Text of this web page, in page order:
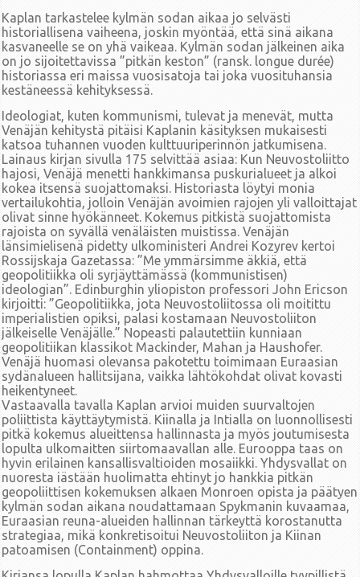
Kaplan tarkastelee kylmän sodan aikaa jo selvästi
historiallisena vaiheena, joskin myöntää, että sinä aikana
kasvaneelle se on yhä vaikeaa. Kylmän sodan jälkeinen aika
on jo sijoitettavissa ”pitkän keston” (ransk. longue durée)
historiassa eri maissa vuosisatoja tai joka vuosituhansia
kestäneessä kehityksessä.
Ideologiat, kuten kommunismi, tulevat ja menevät, mutta
Venäjän kehitystä pitäisi Kaplanin käsityksen mukaisesti
katsoa tuhannen vuoden kulttuuriperinnön jatkumisena.
Lainaus kirjan sivulla 175 selvittää asiaa: Kun Neuvostoliitto
hajosi, Venäjä menetti hankkimansa puskurialueet ja alkoi
kokea itsensä suojattomaksi. Historiasta löytyi monia
vertailukohtia, jolloin Venäjän avoimien rajojen yli valloittajat
olivat sinne hyökänneet. Kokemus pitkistä suojattomista
rajoista on syvällä venäläisten muistissa. Venäjän
länsimielisenä pidetty ulkoministeri Andrei Kozyrev kertoi
Rossijskaja Gazetassa: ”Me ymmärsimme äkkiä, että
geopolitiikka oli syrjäyttämässä (kommunistisen)
ideologian”. Edinburghin yliopiston professori John Ericson
kirjoitti: ”Geopolitiikka, jota Neuvostoliitossa oli moitittu
imperialistien opiksi, palasi kostamaan Neuvostoliiton
jälkeiselle Venäjälle.” Nopeasti palautettiin kunniaan
geopolitiikan klassikot Mackinder, Mahan ja Haushofer.
Venäjä huomasi olevansa pakotettu toimimaan Euraasian
sydänalueen hallitsijana, vaikka lähtökohdat olivat kovasti
heikentyneet.
Vastaavalla tavalla Kaplan arvioi muiden suurvaltojen
poliittista käyttäytymistä. Kiinalla ja Intialla on luonnollisesti
pitkä kokemus alueittensa hallinnasta ja myös joutumisesta
lopulta ulkomaitten siirtomaavallan alle. Eurooppa taas on
hyvin erilainen kansallisvaltioiden mosaiikki. Yhdysvallat on
nuoresta iästään huolimatta ehtinyt jo hankkia pitkän
geopoliittisen kokemuksen alkaen Monroen opista ja päätyen
kylmän sodan aikana noudattamaan Spykmanin kuvaamaa,
Euraasian reuna-alueiden hallinnan tärkeyttä korostanutta
strategiaa, mikä konkretisoitui Neuvostoliiton ja Kiinan
patoamisen (Containment) oppina.